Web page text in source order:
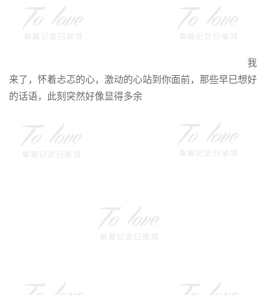
我
来了，怀着忐忑的心，激动的心站到你面前，那些早已想好
的话语，此刻突然好像显得多余